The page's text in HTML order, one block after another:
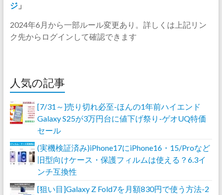
ジ」
2024年6月から一部ルール変更あり。詳しくは上記リン
ク先からログインして確認できます
人気の記事
[7/31～]売り切れ必至-ほんの1年前ハイエンド
Galaxy S25が3万円台に値下げ祭り-ゲオUQ特価
セール
(実機検証済み)iPhone17にiPhone16・15/Proなど
旧型向けケース・保護フィルムは使える？6.3イ
ンチ互換性
[狙い目]Galaxy Z Fold7を月額830円で使う方法-2